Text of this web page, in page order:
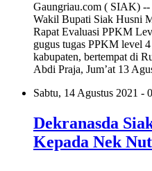
Gaungriau.com ( SIAK)
Wakil Bupati Siak Husni
Rapat Evaluasi PPKM
gugus tugas PPKM level
kabupaten, bertempat di
Abdi Praja, Jum’at 13
Sabtu, 14 Agustus 2021 -
Dekranasda
Kepada Nek